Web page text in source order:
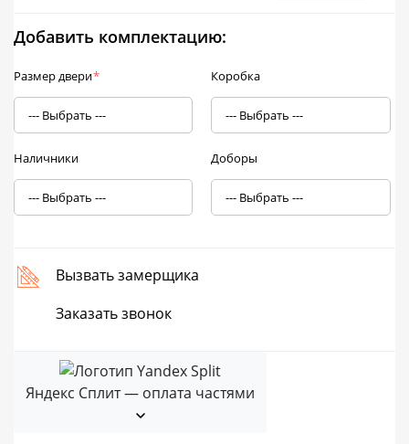
Добавить комплектацию:
Размер двери* Коробка
Наличники Доборы
Вызвать замерщика
Заказать звонок
Яндекс Сплит — оплата частями